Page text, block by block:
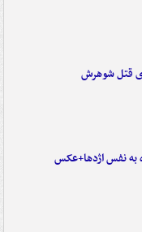
قتل شوهرش
به نفس اژدها+عکس